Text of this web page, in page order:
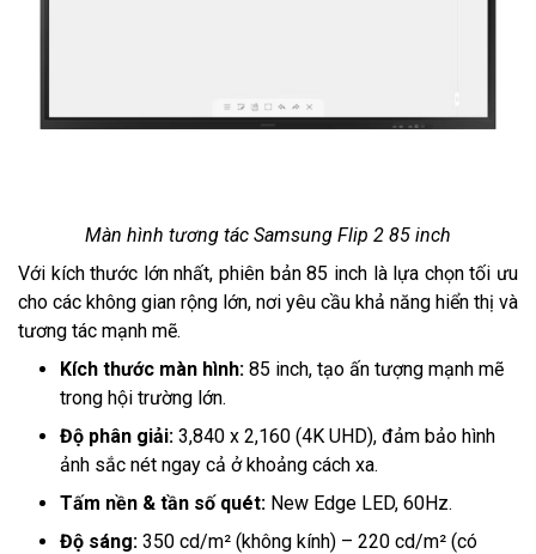
Màn hình tương tác Samsung Flip 2 85 inch
Với kích thước lớn nhất, phiên bản 85 inch là lựa chọn tối ưu
cho các không gian rộng lớn, nơi yêu cầu khả năng hiển thị và
tương tác mạnh mẽ.
Kích thước màn hình: 85 inch, tạo ấn tượng mạnh mẽ
trong hội trường lớn.
Độ phân giải: 3,840 x 2,160 (4K UHD), đảm bảo hình
ảnh sắc nét ngay cả ở khoảng cách xa.
Tấm nền & tần số quét: New Edge LED, 60Hz.
Độ sáng: 350 cd/m² (không kính) – 220 cd/m² (có